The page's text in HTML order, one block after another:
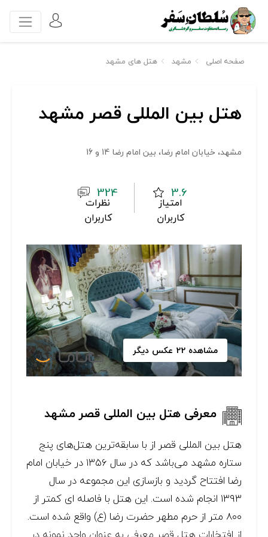
صفحه اصلی مشهد هتل های مشهد
هتل بین المللی قصر مشهد
مشهد، خیابان امام رضا، بین امام رضا 14 و 16
3.6
امتیاز
کاربران
324
نظرات
کاربران
مشاهده 22 عکس دیگر
معرفی هتل بین المللی قصر مشهد
هتل بین المللی قصر از با سابقه‌ترین هتل‌های پنج
ستاره مشهد می‌باشد که در سال ۱۳۵۶ در خیابان امام
رضا افتتاح گردید و بازسازی این مجموعه در سال
۱۳۹۳ انجام شده است. این هتل با فاصله ای کمتر از
۸۰۰ متر از حرم مطهر حضرت رضا (ع) واقع شده است.